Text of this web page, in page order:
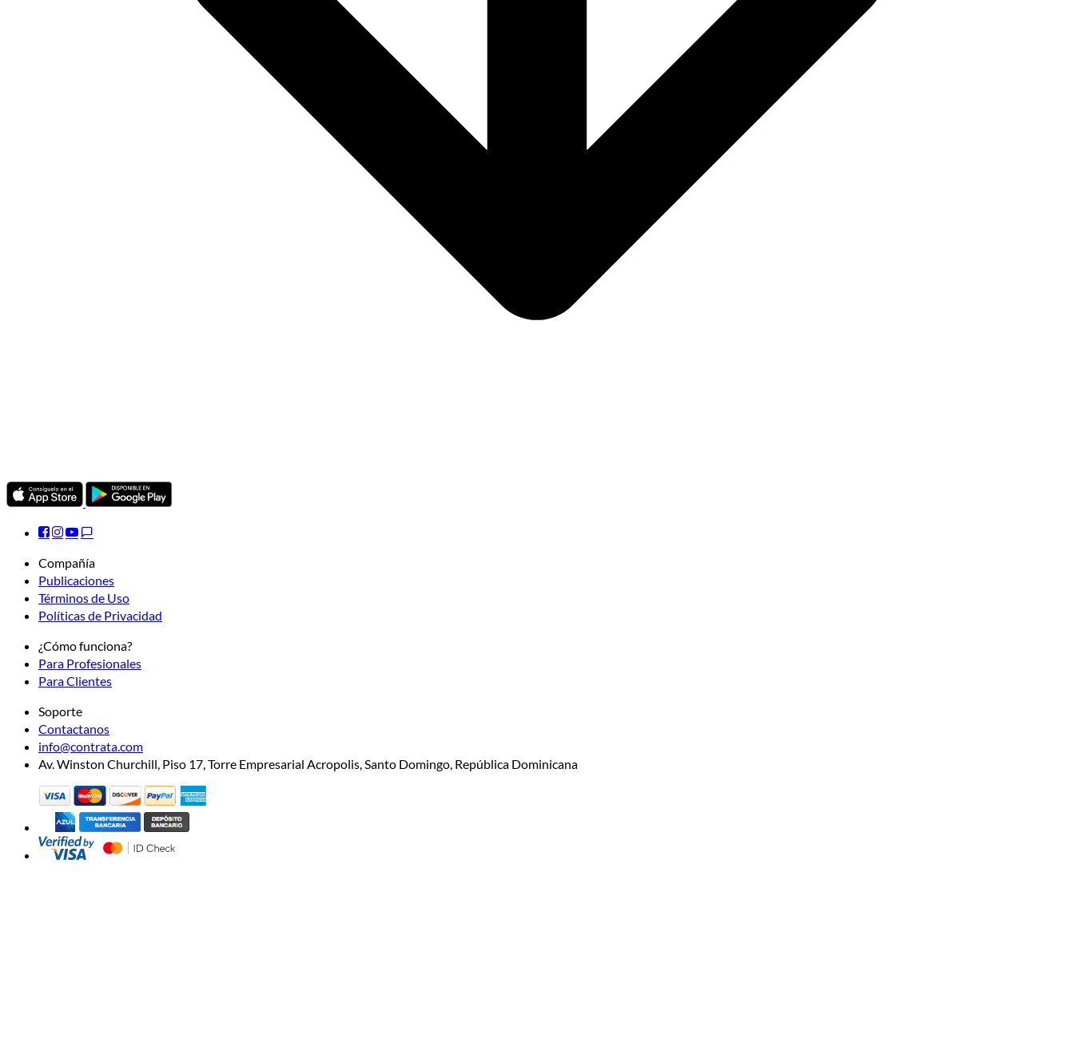
Compañía
Publicaciones
Términos de Uso
Políticas de Privacidad
¿Cómo funciona?
Para Profesionales
Para Clientes
Soporte
Contactanos
info@contrata.com
Av. Winston Churchill, Piso 17, Torre Empresarial Acropolis, Santo Domingo, República Dominicana